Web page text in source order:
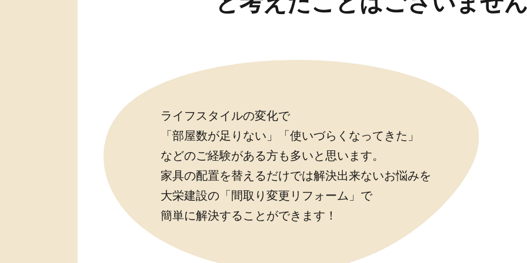
ライフスタイルの変化で
「部屋数が足りない」「使いづらくなってきた」
などのご経験がある方も多いと思います。
家具の配置を替えるだけでは解決出来ないお悩みを
大栄建設の「間取り変更リフォーム」で
簡単に解決することができます！